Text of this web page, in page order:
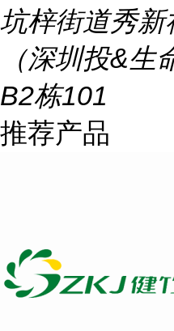
坑梓街道秀
（深圳投&生
B2栋101
推荐产品